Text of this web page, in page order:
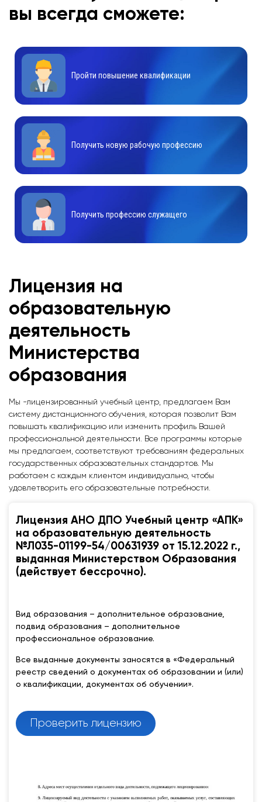
вы всегда сможете:
Пройти повышение квалификации
Получить новую рабочую профессию
Получить профессию служащего
Лицензия на
образовательную
деятельность
Министерства
образования
Мы -лицензированный учебный центр, предлагаем Вам
систему дистанционного обучения, которая позволит Вам
повышать квалификацию или изменить профиль Вашей
профессиональной деятельности. Все программы которые
мы предлагаем, соответствуют требованиям федеральных
государственных образовательных стандартов. Мы
работаем с каждым клиентом индивидуально, чтобы
удовлетворить его образовательные потребности.
Лицензия АНО ДПО Учебный центр «АПК»
на образовательную деятельность
№Л035-01199-54/00631939 от 15.12.2022 г.,
выданная Министерством Образования
(действует бессрочно).
Вид образования – дополнительное образование,
подвид образования – дополнительное
профессиональное образование.
Все выданные документы заносятся в «Федеральный
реестр сведений о документах об образовании и (или)
о квалификации, документах об обучении».
Проверить лицензию